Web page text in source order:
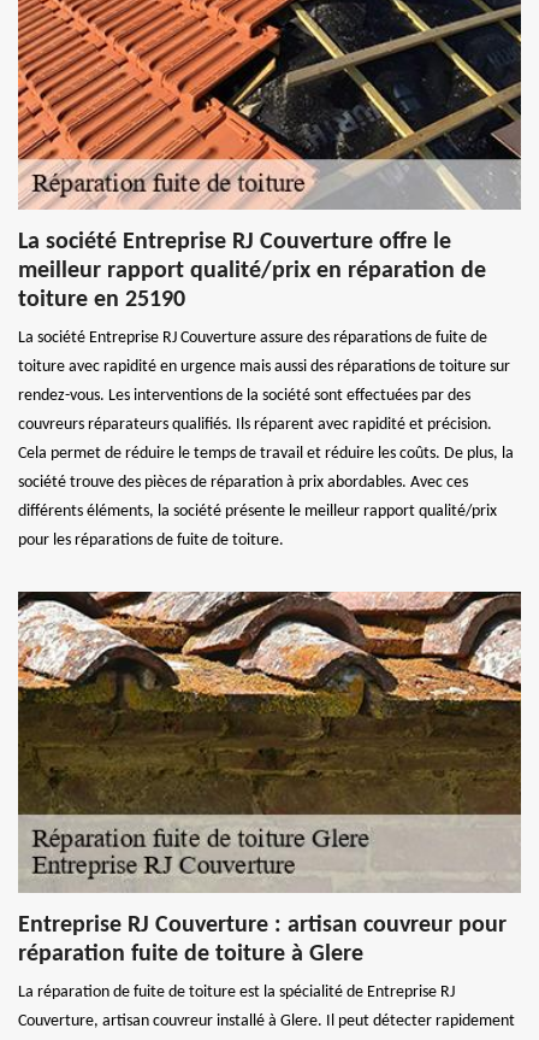
La société Entreprise RJ Couverture offre le
meilleur rapport qualité/prix en réparation de
toiture en 25190
La société Entreprise RJ Couverture assure des réparations de fuite de
toiture avec rapidité en urgence mais aussi des réparations de toiture sur
rendez-vous. Les interventions de la société sont effectuées par des
couvreurs réparateurs qualifiés. Ils réparent avec rapidité et précision.
Cela permet de réduire le temps de travail et réduire les coûts. De plus, la
société trouve des pièces de réparation à prix abordables. Avec ces
différents éléments, la société présente le meilleur rapport qualité/prix
pour les réparations de fuite de toiture.
Entreprise RJ Couverture : artisan couvreur pour
réparation fuite de toiture à Glere
La réparation de fuite de toiture est la spécialité de Entreprise RJ
Couverture, artisan couvreur installé à Glere. Il peut détecter rapidement